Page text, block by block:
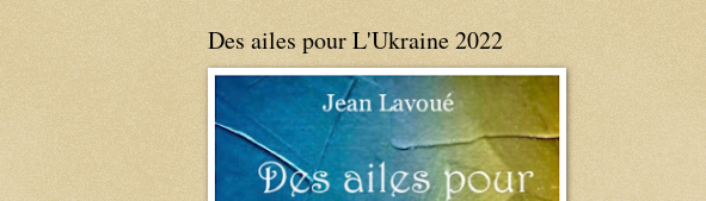
Des ailes pour L'Ukraine 2022